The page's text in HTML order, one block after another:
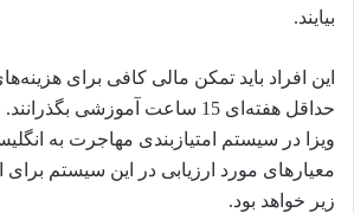
بیایند.
این افراد باید تمکن مالی کافی برای
حداقل هفته‌ای 15 ساعت آموزشی
معیارهای مورد ارزیابی در این سیستم
زیر خواهد بود.